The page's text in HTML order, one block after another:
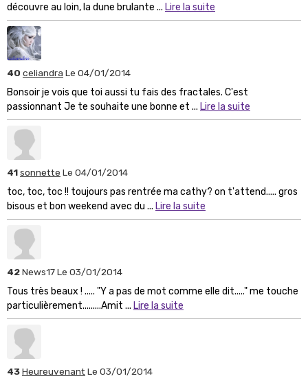
découvre au loin, la dune brulante ... Lire la suite
40 celiandra Le 04/01/2014
Bonsoir je vois que toi aussi tu fais des fractales. C'est
passionnant Je te souhaite une bonne et ... Lire la suite
41sonnette Le 04/01/2014
toc, toc, toc !! toujours pas rentrée ma cathy? on t'attend..... gros
bisous et bon weekend avec du ... Lire la suite
42News17Le 03/01/2014
Tous très beaux ! ..... "Y a pas de mot comme elle dit....." me touche
particulièrement.........Amit ... Lire la suite
43HeureuvenantLe 03/01/2014